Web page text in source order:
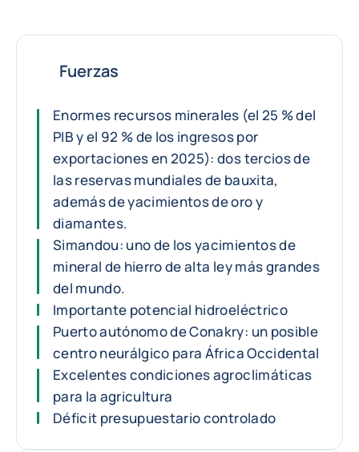
Fuerzas
Enormes recursos minerales (el 25 % del
PIB y el 92 % de los ingresos por
exportaciones en 2025): dos tercios de
las reservas mundiales de bauxita,
además de yacimientos de oro y
diamantes.
Simandou: uno de los yacimientos de
mineral de hierro de alta ley más grandes
del mundo.
Importante potencial hidroeléctrico
Puerto autónomo de Conakry: un posible
centro neurálgico para África Occidental
Excelentes condiciones agroclimáticas
para la agricultura
Déficit presupuestario controlado